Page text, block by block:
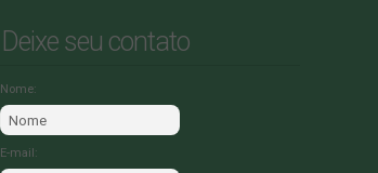
Deixe seu contato
Nome:
E-mail: